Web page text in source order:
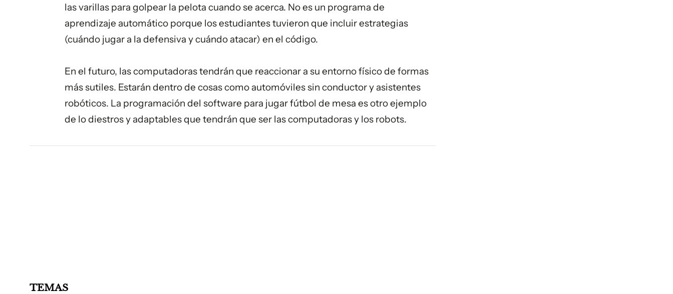
las varillas para golpear la pelota cuando se acerca. No es un programa de
aprendizaje automático porque los estudiantes tuvieron que incluir estrategias
(cuándo jugar a la defensiva y cuándo atacar) en el código.
En el futuro, las computadoras tendrán que reaccionar a su entorno físico de formas
más sutiles. Estarán dentro de cosas como automóviles sin conductor y asistentes
robóticos. La programación del software para jugar fútbol de mesa es otro ejemplo
de lo diestros y adaptables que tendrán que ser las computadoras y los robots.
TEMAS